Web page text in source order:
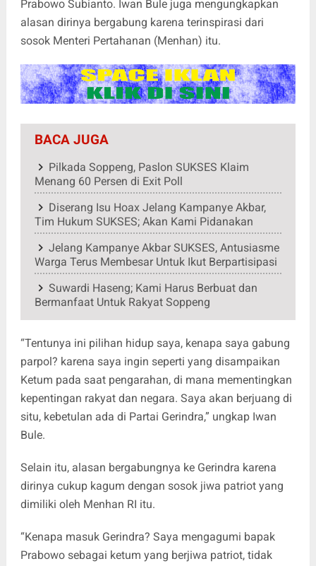
Prabowo Subianto. Iwan Bule juga mengungkapkan
alasan dirinya bergabung karena terinspirasi dari
sosok Menteri Pertahanan (Menhan) itu.
BACA JUGA
Pilkada Soppeng, Paslon SUKSES Klaim
Menang 60 Persen di Exit Poll
Diserang Isu Hoax Jelang Kampanye Akbar,
Tim Hukum SUKSES; Akan Kami Pidanakan
Jelang Kampanye Akbar SUKSES, Antusiasme
Warga Terus Membesar Untuk Ikut Berpartisipasi
Suwardi Haseng; Kami Harus Berbuat dan
Bermanfaat Untuk Rakyat Soppeng
“Tentunya ini pilihan hidup saya, kenapa saya gabung
parpol? karena saya ingin seperti yang disampaikan
Ketum pada saat pengarahan, di mana mementingkan
kepentingan rakyat dan negara. Saya akan berjuang di
situ, kebetulan ada di Partai Gerindra,” ungkap Iwan
Bule.
Selain itu, alasan bergabungnya ke Gerindra karena
dirinya cukup kagum dengan sosok jiwa patriot yang
dimiliki oleh Menhan RI itu.
“Kenapa masuk Gerindra? Saya mengagumi bapak
Prabowo sebagai ketum yang berjiwa patriot, tidak